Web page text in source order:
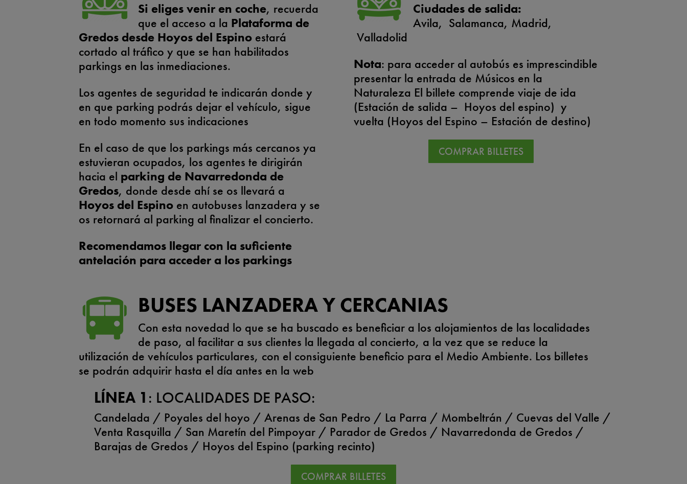
Si eliges venir en coche, recuerda
que el acceso a la Plataforma de
Gredos desde Hoyos del Espino estará
cortado al tráfico y que se han habilitados
parkings en las inmediaciones.
Los agentes de seguridad te indicarán donde y
en que parking podrás dejar el vehículo, sigue
en todo momento sus indicaciones
En el caso de que los parkings más cercanos ya
estuvieran ocupados, los agentes te dirigirán
hacia el parking de Navarredonda de
Gredos, donde desde ahí se os llevará a
Hoyos del Espino en autobuses lanzadera y se
os retornará al parking al finalizar el concierto.
Recomendamos llegar con la suficiente
antelación para acceder a los parkings
Ciudades de salida:
Avila, Salamanca, Madrid,
Valladolid
Nota: para acceder al autobús es imprescindible
presentar la entrada de Músicos en la
Naturaleza El billete comprende viaje de ida
(Estación de salida – Hoyos del espino) y
vuelta (Hoyos del Espino – Estación de destino)
COMPRAR BILLETES
BUSES LANZADERA Y CERCANIAS
Con esta novedad lo que se ha buscado es beneficiar a los alojamientos de las localidades
de paso, al facilitar a sus clientes la llegada al concierto, a la vez que se reduce la
utilización de vehículos particulares, con el consiguiente beneficio para el Medio Ambiente. Los billetes
se podrán adquirir hasta el día antes en la web
LÍNEA 1 : LOCALIDADES DE PASO:
Candelada / Poyales del hoyo / Arenas de San Pedro / La Parra / Mombeltrán / Cuevas del Valle /
Venta Rasquilla / San Maretín del Pimpoyar / Parador de Gredos / Navarredonda de Gredos /
Barajas de Gredos / Hoyos del Espino (parking recinto)
COMPRAR BILLETES